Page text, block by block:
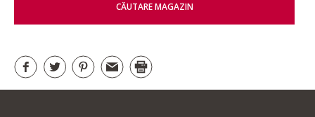
CĂUTARE MAGAZIN